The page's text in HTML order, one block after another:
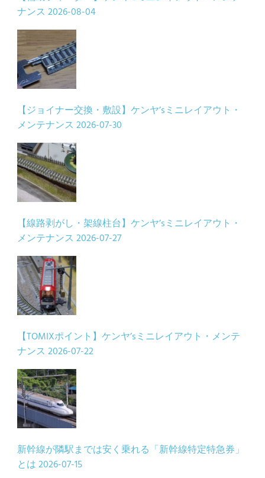
ナンス 2026-08-04
【ジョイナー交換・敷設】ケンヤ’sミニレイアウト・
メンテナンス 2026-07-30
【線路剥がし・架線柱台】ケンヤ’sミニレイアウト・
メンテナンス 2026-07-27
【TOMIXポイント】ケンヤ’sミニレイアウト・メンテ
ナンス 2026-07-22
新幹線が隣駅までは安く乗れる「新幹線特定特急券」
とは2026-07-15